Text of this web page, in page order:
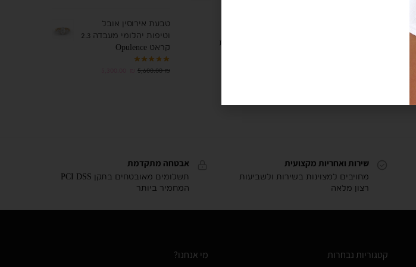
טבעת אירוסין אובל
וטיפות יהלומי מעבדה 2.3
קראט Opulence
5,600.00₪
שירות ואחריות מקצועית
מחויבים למצוינות בשירות ולשביעות
רצון מלאה
אבטחה מתקדמת
תשלומים מאובטחים בתקן PCI DSS
המחמיר ביותר
קטגוריות נבחרות מי אנחנו?